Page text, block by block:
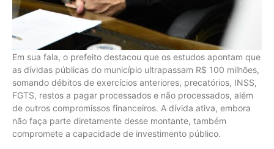
Em sua fala, o prefeito destacou que os estudos apontam que
as dívidas públicas do município ultrapassam R$ 100 milhões,
somando débitos de exercícios anteriores, precatórios, INSS,
FGTS, restos a pagar processados e não processados, além
de outros compromissos financeiros. A dívida ativa, embora
não faça parte diretamente desse montante, também
compromete a capacidade de investimento público.